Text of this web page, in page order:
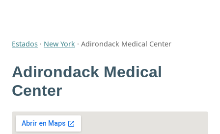
Estados · New York · Adirondack Medical Center
Adirondack Medical
Center